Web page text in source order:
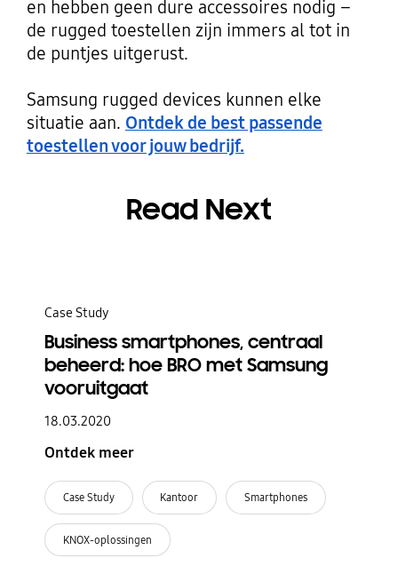
en hebben geen dure accessoires nodig –
de rugged toestellen zijn immers al tot in
de puntjes uitgerust.
Samsung rugged devices kunnen elke
situatie aan. Ontdek de best passende
toestellen voor jouw bedrijf.
Read Next
Case Study
Business smartphones, centraal
beheerd: hoe BRO met Samsung
vooruitgaat
18.03.2020
Ontdek meer
Case Study Kantoor Smartphones
KNOX-oplossingen